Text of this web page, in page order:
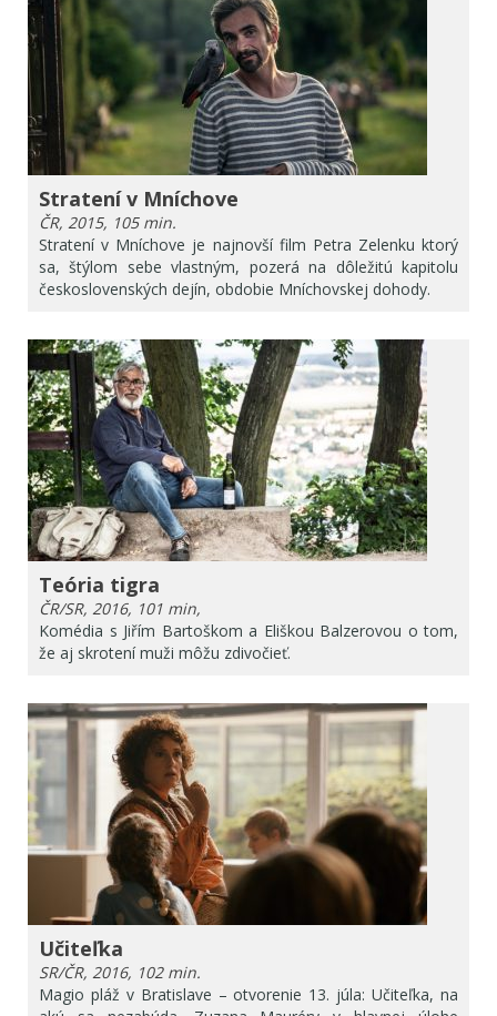
Stratení v Mníchove
ČR, 2015, 105 min.
Stratení v Mníchove je najnovší film Petra Zelenku ktorý
sa, štýlom sebe vlastným, pozerá na dôležitú kapitolu
československých dejín, obdobie Mníchovskej dohody.
Teória tigra
ČR/SR, 2016, 101 min,
Komédia s Jiřím Bartoškom a Eliškou Balzerovou o tom,
že aj skrotení muži môžu zdivočieť.
Učiteľka
SR/ČR, 2016, 102 min.
Magio pláž v Bratislave – otvorenie 13. júla: Učiteľka, na